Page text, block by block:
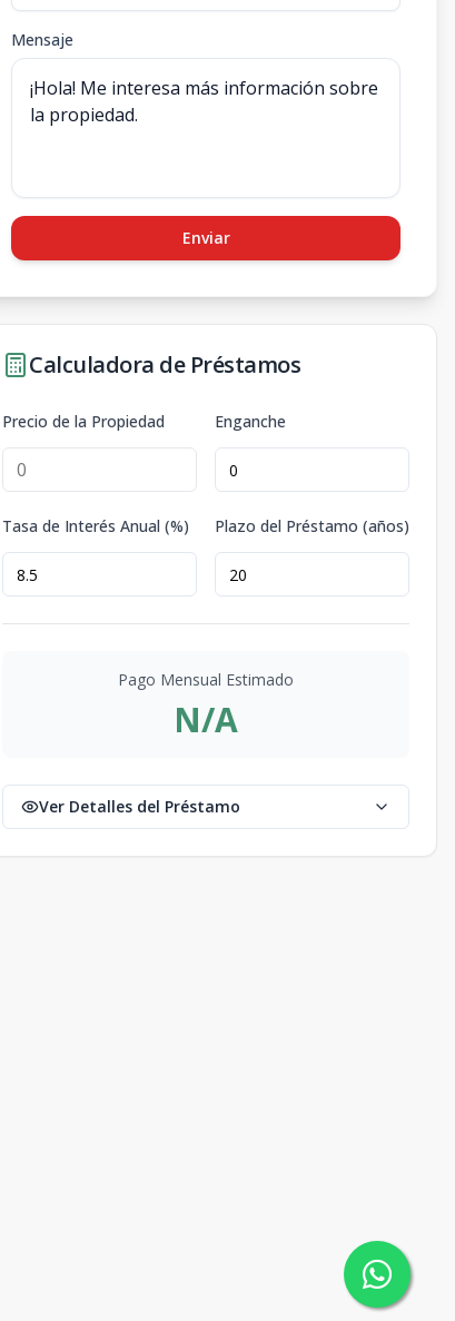
Mensaje
Enviar
Calculadora de Préstamos
Precio de la Propiedad Enganche
Tasa de Interés Anual (%) Plazo del Préstamo (años)
Pago Mensual Estimado
N/A
Ver Detalles del Préstamo